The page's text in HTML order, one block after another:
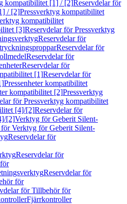
kompatibilitet [1] / [2]Reservdelar för
/ [2]Pressverktyg kompatibilitet
kompatibilitet
[3]Reservdelar för Pressverktyg
Reservdelar för
Reservdelar för
Reservdelar för
Reservdelar för
[1]Reservdelar för
Pressenheter kompatibilitet
kompatibilitet [2]Pressverktyg
för Pressverktyg kompatibilitet
[4]/[2]Reservdelar för
[2]Verktyg för Geberit Silent-
för Verktyg för Geberit Silent-
Reservdelar för
Reservdelar för
Reservdelar för
för
för Tillbehör för
Fjärrkontroller